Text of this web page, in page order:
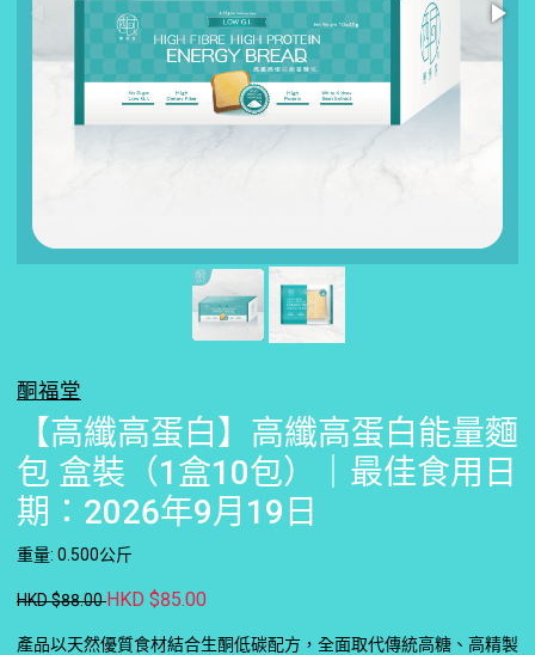
酮福堂
【高纖高蛋白】高纖高蛋白能量麵
包 盒裝（1盒10包）｜最佳食用日
期：2026年9月19日
重量: 0.500公斤
HKD $88.00HKD $85.00
產品以天然優質食材結合生酮低碳配方，全面取代傳統高糖、高精製